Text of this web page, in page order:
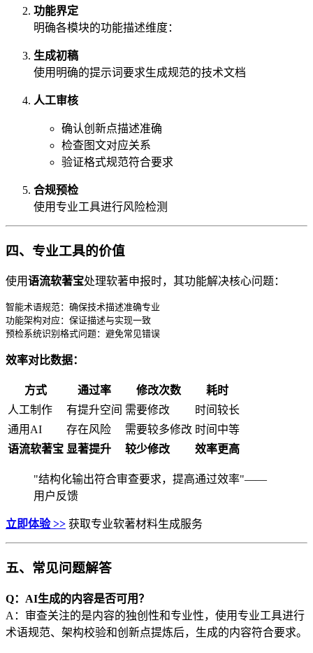
功能界定
明确各模块的功能描述维度：
生成初稿
使用明确的提示词要求生成规范的技术文档
人工审核
确认创新点描述准确
检查图文对应关系
验证格式规范符合要求
合规预检
使用专业工具进行风险检测
四、专业工具的价值
使用语流软著宝处理软著申报时，其功能解决核心问题：
智能术语规范：确保技术描述准确专业
功能架构对应：保证描述与实现一致
效率对比数据：
方式 通过率 修改次数
耗时
人工制作
有提升空间 需要修改
时间较长
通用AI
存在风险 需要较多修改 时间中等
语流软著宝 显著提升 较少修改 效率更高
"结构化输出符合审查要求，提高通过效率"——
用户反馈
立即体验 >> 获取专业软著材料生成服务
五、常见问题解答
Q：AI生成的内容是否可用？
A：审查关注的是内容的独创性和专业性，使用专业工具进行
术语规范、架构校验和创新点提炼后，生成的内容符合要求。